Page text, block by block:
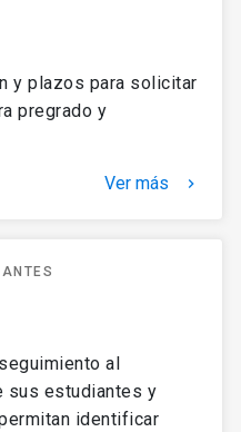
y plazos para solicitar
pregrado y
Ver más keyboard_arrow_right
al
sus estudiantes y
identificar